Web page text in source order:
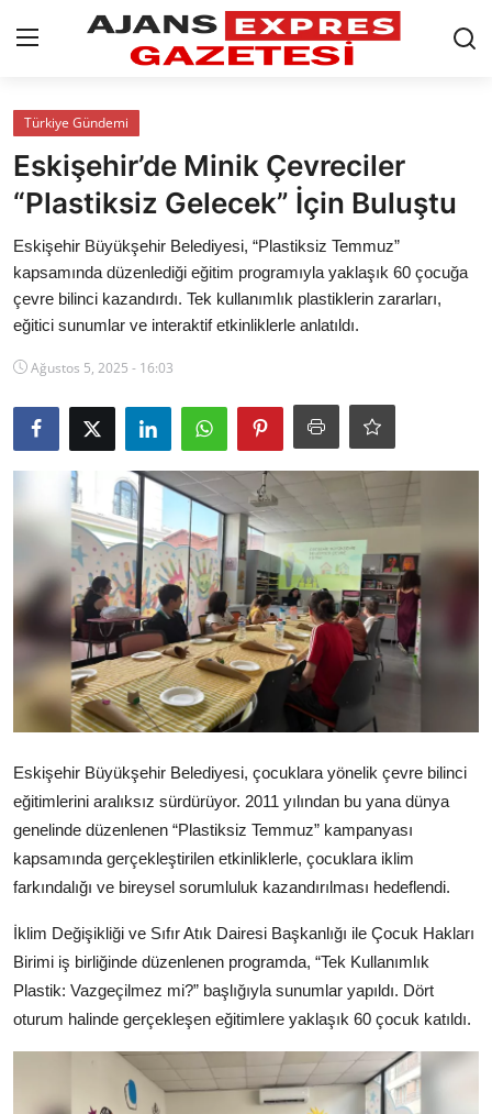
GİRİŞ YAP
AnaSayfa
Siyaset
Türkiye Gündemi
Yerel
Siber Güvenlik
Eğitim
Ekonomi
Kütahya
Özel Haber
Teknoloji
TBMM Haberleri
Belediye
Sağlık
Asayiş
Köşe Yazısı
Dernek
Galeri
Türkiye Gündemi
Eskişehir’de Minik Çevreciler
“Plastiksiz Gelecek” İçin Buluştu
Eskişehir Büyükşehir Belediyesi, “Plastiksiz Temmuz”
kapsamında düzenlediği eğitim programıyla yaklaşık 60 çocuğa
çevre bilinci kazandırdı. Tek kullanımlık plastiklerin zararları,
eğitici sunumlar ve interaktif etkinliklerle anlatıldı.
Ağustos 5, 2025 - 16:03
Eskişehir Büyükşehir Belediyesi, çocuklara yönelik çevre bilinci
eğitimlerini aralıksız sürdürüyor. 2011 yılından bu yana dünya
genelinde düzenlenen “Plastiksiz Temmuz” kampanyası
kapsamında gerçekleştirilen etkinliklerle, çocuklara iklim
farkındalığı ve bireysel sorumluluk kazandırılması hedeflendi.
İklim Değişikliği ve Sıfır Atık Dairesi Başkanlığı ile Çocuk Hakları
Birimi iş birliğinde düzenlenen programda, “Tek Kullanımlık
Plastik: Vazgeçilmez mi?” başlığıyla sunumlar yapıldı. Dört
oturum halinde gerçekleşen eğitimlere yaklaşık 60 çocuk katıldı.